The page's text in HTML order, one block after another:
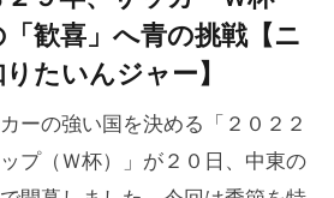
「歓喜」へ青の挑戦【ニ
たいんジャー】
ーの強い国を決める「２０２２
プ（Ｗ杯）」が２０日、中東の